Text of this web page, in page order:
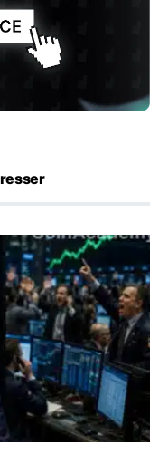
détruits en juillet, les